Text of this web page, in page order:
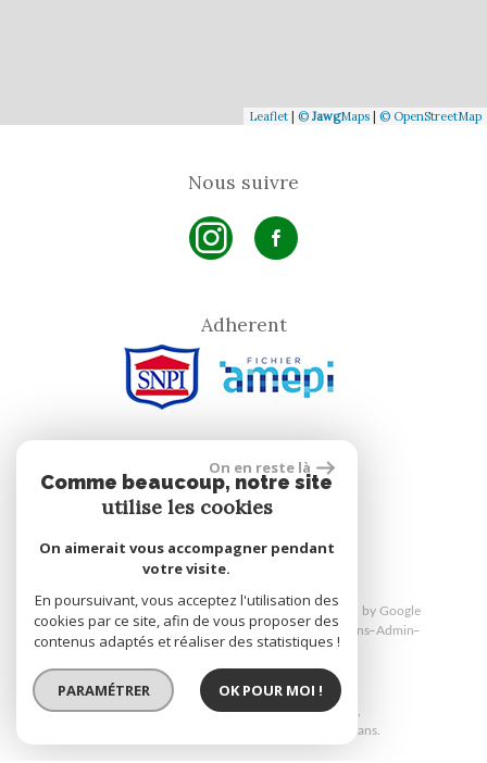
Leaflet © JawgMaps © OpenStreetMap
Nous suivre
Adherent
site réalisé par
© 2026 | Tous droits réservés | Traduction powered by Google
Plan du site Mentions légales Nos honoraires Liens Admin
Politique RGPD
Site internet compatible multi-supports,
un seul site adaptable à tous les types d'écrans.
On en reste là
Comme beaucoup, notre site
utilise les cookies
On aimerait vous accompagner pendant
votre visite.
En poursuivant, vous acceptez l'utilisation des
cookies par ce site, afin de vous proposer des
contenus adaptés et réaliser des statistiques !
PARAMÉTRER OK POUR MOI !